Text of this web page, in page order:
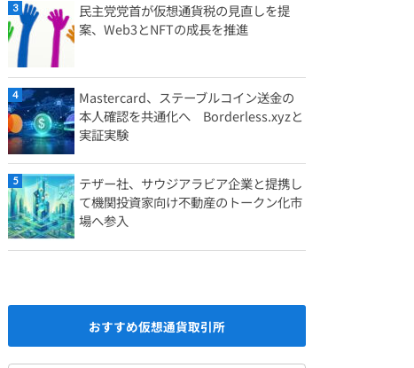
民主党党首が仮想通貨税の見直しを提
案、Web3とNFTの成長を推進
Mastercard、ステーブルコイン送金の
本人確認を共通化へ Borderless.xyzと
実証実験
テザー社、サウジアラビア企業と提携し
て機関投資家向け不動産のトークン化市
場へ参入
おすすめ仮想通貨取引所